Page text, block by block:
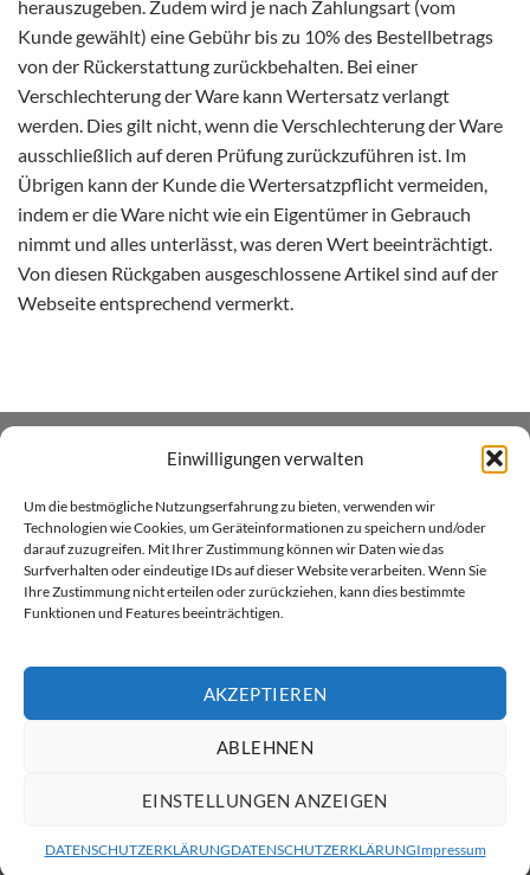
Einwilligungen verwalten
Um die bestmögliche Nutzungserfahrung zu bieten, verwenden wir
Technologien wie Cookies, um Geräteinformationen zu speichern und/oder
darauf zuzugreifen. Mit Ihrer Zustimmung können wir Daten wie das
Surfverhalten oder eindeutige IDs auf dieser Website verarbeiten. Wenn Sie
Ihre Zustimmung nicht erteilen oder zurückziehen, kann dies bestimmte
Funktionen und Features beeinträchtigen.
AKZEPTIEREN
ABLEHNEN
EINSTELLUNGEN ANZEIGEN
DATENSCHUTZERKLÄRUNGDATENSCHUTZERKLÄRUNGImpressum
herauszugeben. Zudem wird je nach Zahlungsart (vom
Kunde gewählt) eine Gebühr bis zu 10% des Bestellbetrags
von der Rückerstattung zurückbehalten. Bei einer
Verschlechterung der Ware kann Wertersatz verlangt
werden. Dies gilt nicht, wenn die Verschlechterung der Ware
ausschließlich auf deren Prüfung zurückzuführen ist. Im
Übrigen kann der Kunde die Wertersatzpflicht vermeiden,
indem er die Ware nicht wie ein Eigentümer in Gebrauch
nimmt und alles unterlässt, was deren Wert beeinträchtigt.
Von diesen Rückgaben ausgeschlossene Artikel sind auf der
Webseite entsprechend vermerkt.
Xenial GmbH betreibt den Heim- und Handwerker -
Onlineshop xenial.ch für Holzpflegeprodukte, Farben und
Sprayfarben. Wir sind in Küssnacht am Rigi zu Hause.
Visa MasterCard
ÜBER XENIAL GMBH VERSAND & LIEFERUNG
RÜCKGABERICHTLINIEN KONTAKT
Copyright 2026 ©ratsam